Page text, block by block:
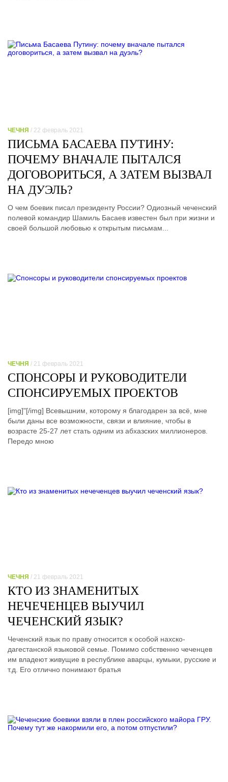
ЧЕЧНЯ / 22 февраль 2021
ПИСЬМА БАСАЕВА ПУТИНУ:
ПОЧЕМУ ВНАЧАЛЕ ПЫТАЛСЯ
ДОГОВОРИТЬСЯ, А ЗАТЕМ ВЫЗВАЛ
НА ДУЭЛЬ?
О чем боевик писал президенту России? Одиозный чеченский
полевой командир Шамиль Басаев известен был при жизни и
своей большой любовью к открытым письмам...
ЧЕЧНЯ / 21 февраль 2021
СПОНСОРЫ И РУКОВОДИТЕЛИ
СПОНСИРУЕМЫХ ПРОЕКТОВ
[img]"[/img] Всевышним, которому я благодарен за всё, мне
были даны все возможности, связи и влияние, чтобы в
возрасте 25-27 лет стать одним из абхазских миллионеров.
Передо мною
ЧЕЧНЯ / 21 февраль 2021
КТО ИЗ ЗНАМЕНИТЫХ
НЕЧЕЧЕНЦЕВ ВЫУЧИЛ
ЧЕЧЕНСКИЙ ЯЗЫК?
Чеченский язык по праву относится к особой нахско-
дагестанской языковой семье. Помимо собственно чеченцев
им владеют живущие в республике аварцы, кумыки, русские и
т.д. Его отлично понимают братья